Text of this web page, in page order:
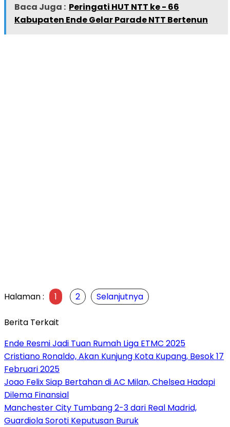
Baca Juga : Peringati HUT NTT ke - 66
Kabupaten Ende Gelar Parade NTT Bertenun
Halaman : 1 2 Selanjutnya
Berita Terkait
Ende Resmi Jadi Tuan Rumah Liga ETMC 2025
Cristiano Ronaldo, Akan Kunjung Kota Kupang, Besok 17
Februari 2025
Joao Felix Siap Bertahan di AC Milan, Chelsea Hadapi
Dilema Finansial
Manchester City Tumbang 2-3 dari Real Madrid,
Guardiola Soroti Keputusan Buruk